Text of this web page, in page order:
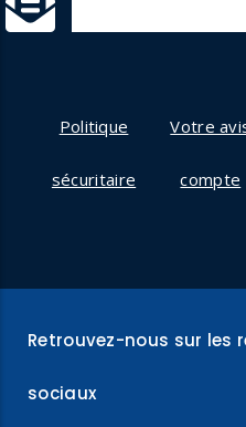
Politique
sécuritaire
Votre
compte
Retrouvez-nous sur les
sociaux